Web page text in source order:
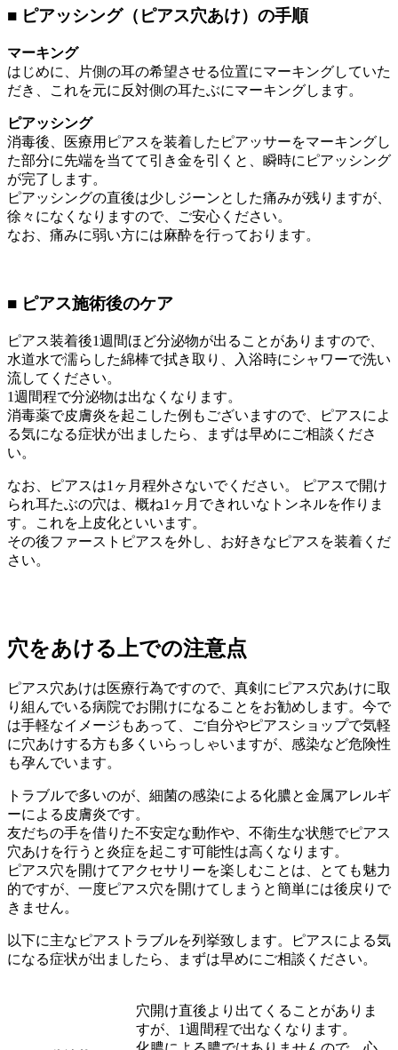
■ ピアッシング（ピアス穴あけ）の手順
マーキング
はじめに、片側の耳の希望させる位置にマーキングしていた
だき、これを元に反対側の耳たぶにマーキングします。
ピアッシング
消毒後、医療用ピアスを装着したピアッサーをマーキングし
た部分に先端を当てて引き金を引くと、瞬時にピアッシング
が完了します。
ピアッシングの直後は少しジーンとした痛みが残りますが、
徐々になくなりますので、ご安心ください。
なお、痛みに弱い方には麻酔を行っております。
■ ピアス施術後のケア
ピアス装着後1週間ほど分泌物が出ることがありますので、
水道水で濡らした綿棒で拭き取り、入浴時にシャワーで洗い
流してください。
1週間程で分泌物は出なくなります。
消毒薬で皮膚炎を起こした例もございますので、ピアスによ
る気になる症状が出ましたら、まずは早めにご相談くださ
い。
なお、ピアスは1ヶ月程外さないでください。 ピアスで開け
られ耳たぶの穴は、概ね1ヶ月できれいなトンネルを作りま
す。これを上皮化といいます。
その後ファーストピアスを外し、お好きなピアスを装着くだ
さい。
穴をあける上での注意点
ピアス穴あけは医療行為ですので、真剣にピアス穴あけに取
り組んでいる病院でお開けになることをお勧めします。今で
は手軽なイメージもあって、ご自分やピアスショップで気軽
に穴あけする方も多くいらっしゃいますが、感染など危険性
も孕んでいます。
トラブルで多いのが、細菌の感染による化膿と金属アレルギ
ーによる皮膚炎です。
友だちの手を借りた不安定な動作や、不衛生な状態でピアス
穴あけを行うと炎症を起こす可能性は高くなります。
ピアス穴を開けてアクセサリーを楽しむことは、とても魅力
的ですが、一度ピアス穴を開けてしまうと簡単には後戻りで
きません。
以下に主なピアストラブルを列挙致します。ピアスによる気
になる症状が出ましたら、まずは早めにご相談ください。
穴開け直後より出てくることがありま
すが、1週間程で出なくなります。